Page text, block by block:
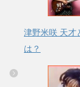
津野米咲 天才
は？